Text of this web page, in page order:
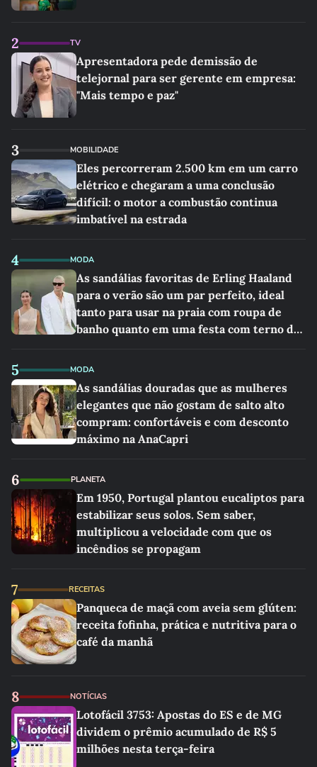
2 TV
Apresentadora pede demissão de
telejornal para ser gerente em empresa:
"Mais tempo e paz"
3 MOBILIDADE
Eles percorreram 2.500 km em um carro
elétrico e chegaram a uma conclusão
difícil: o motor a combustão continua
imbatível na estrada
4 MODA
As sandálias favoritas de Erling Haaland
para o verão são um par perfeito, ideal
tanto para usar na praia com roupa de
banho quanto em uma festa com terno de
5 MODA
As sandálias douradas que as mulheres
elegantes que não gostam de salto alto
compram: confortáveis e com desconto
máximo na AnaCapri
6 PLANETA
Em 1950, Portugal plantou eucaliptos para
estabilizar seus solos. Sem saber,
multiplicou a velocidade com que os
incêndios se propagam
7 RECEITAS
Panqueca de maçã com aveia sem glúten:
receita fofinha, prática e nutritiva para o
café da manhã
8 NOTÍCIAS
Lotofácil 3753: Apostas do ES e de MG
dividem o prêmio acumulado de R$ 5
milhões nesta terça-feira